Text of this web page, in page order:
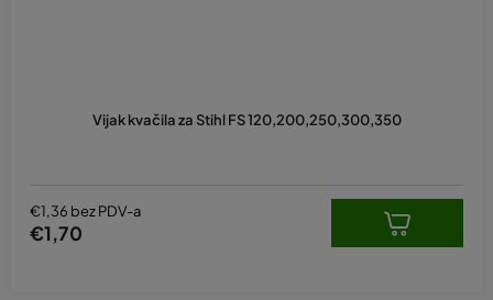
Vijak kvačila za Stihl FS 120,200,250,300,350
€1,36 bez PDV-a
€1,70